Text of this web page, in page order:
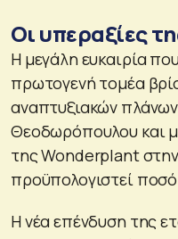
Οι υπεραξίες
Η μεγάλη ευκαιρία
πρωτογενή τομέα
αναπτυξιακών
Θεοδωρόπουλου και
της Wonderplant
προϋπολογιστεί
Η νέα επένδυση της